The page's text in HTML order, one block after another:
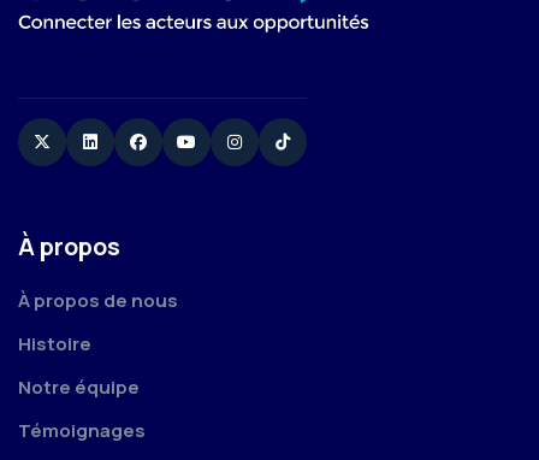
TwitterLinkedinFacebookYouTubeInstagram
TikTok
À propos
À propos de nous
Histoire
Notre équipe
Témoignages